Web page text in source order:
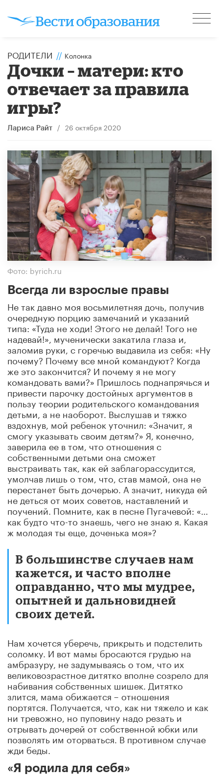
РОДИТЕЛИ // Колонка
Дочки – матери: кто
отвечает за правила
игры?
Лариса Райт / 26 октября 2020
Фото: byrich.ru
Всегда ли взрослые правы
Не так давно моя восьмилетняя дочь, получив
очередную порцию замечаний и указаний
типа: «Туда не ходи! Этого не делай! Того не
надевай!», мученически закатила глаза и,
заломив руки, с горечью выдавила из себя: «Ну
почему? Почему все мной командуют? Когда
же это закончится? И почему я не могу
командовать вами?» Пришлось поднапрячься и
привести парочку достойных аргументов в
пользу теории родительского командования
детьми, а не наоборот. Выслушав и тяжко
вздохнув, мой ребенок уточнил: «Значит, я
смогу указывать своим детям?» Я, конечно,
заверила ее в том, что отношения с
собственными детьми она сможет
выстраивать так, как ей заблагорассудится,
умолчав лишь о том, что, став мамой, она не
перестанет быть дочерью. А значит, никуда ей
не деться от моих советов, наставлений и
поучений. Помните, как в песне Пугачевой: «…
как будто что-то знаешь, чего не знаю я. Какая
ж молодая ты еще, доченька моя»?
В большинстве случаев нам
кажется, и часто вполне
оправданно, что мы мудрее,
опытней и дальновидней
своих детей.
Нам хочется уберечь, прикрыть и подстелить
соломку. И вот мамы бросаются грудью на
амбразуру, не задумываясь о том, что их
великовозрастное дитятко вполне созрело для
набивания собственных шишек. Дитятко
злится, мама обижается – отношения
портятся. Получается, что, как ни тяжело и как
ни тревожно, но пуповину надо резать и
отрывать дочерей от собственной юбки или
позволять им оторваться. В противном случае
жди беды.
«Я родила для себя»